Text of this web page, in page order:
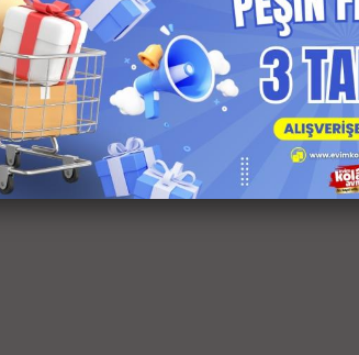
Philips 3300 Serisi EP3347/90 Tam Otomatik Espresso Makinesi
23,825.00
SEPETE EKLE